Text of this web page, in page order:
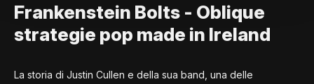
Frankenstein Bolts - Oblique
strategie pop made in Ireland
La storia di Justin Cullen e della sua band, una delle